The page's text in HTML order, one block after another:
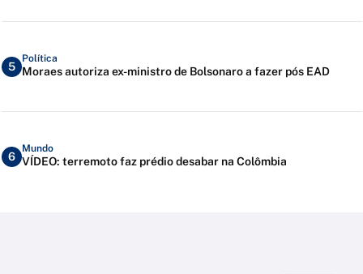
5
Política
Moraes autoriza ex-ministro de Bolsonaro a fazer pós EAD
6
Mundo
VÍDEO: terremoto faz prédio desabar na Colômbia